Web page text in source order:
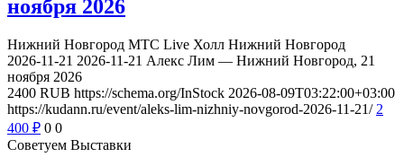
ноября 2026
Нижний Новгород МТС Live Холл Нижний Новгород
2026-11-21 2026-11-21 Алекс Лим — Нижний Новгород, 21
ноября 2026
2400 RUB https://schema.org/InStock 2026-08-09T03:22:00+03:00
https://kudann.ru/event/aleks-lim-nizhniy-novgorod-2026-11-21/ 2
400 ₽ 0 0
Советуем Выставки